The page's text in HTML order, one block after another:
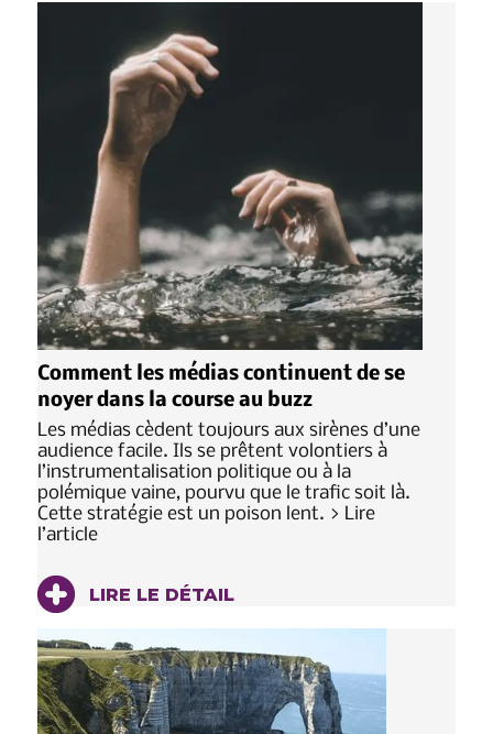
Comment les médias continuent de se
noyer dans la course au buzz
Les médias cèdent toujours aux sirènes d’une
audience facile. Ils se prêtent volontiers à
l’instrumentalisation politique ou à la
polémique vaine, pourvu que le trafic soit là.
Cette stratégie est un poison lent. > Lire
l’article
LIRE LE DÉTAIL